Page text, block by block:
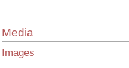
Media
Images